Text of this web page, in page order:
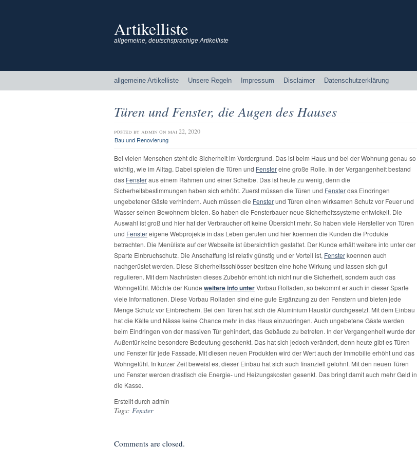
Artikelliste
allgemeine, deutschsprachige Artikelliste
allgemeine Artikelliste Unsere Regeln Impressum Disclaimer Datenschutzerklärung
Türen und Fenster, die Augen des Hauses
posted by admin on mai 22, 2020
Bau und Renovierung
Bei vielen Menschen steht die Sicherheit im Vordergrund. Das ist beim Haus und bei der Wohnung genau so
wichtig, wie im Alltag. Dabei spielen die Türen und Fenstereine große Rolle. In der Vergangenheit bestand
das Fensteraus einem Rahmen und einer Scheibe. Das ist heute zu wenig, denn die
Sicherheitsbestimmungen haben sich erhöht. Zuerst müssen die Türen und Fensterdas Eindringen
ungebetener Gäste verhindern. Auch müssen die Fensterund Türen einen wirksamen Schutz vor Feuer und
Wasser seinen Bewohnern bieten. So haben die Fensterbauer neue Sicherheitssysteme entwickelt. Die
Auswahl ist groß und hier hat der Verbraucher oft keine Übersicht mehr. So haben viele Hersteller von Türen
und Fenstereigene Webprojekte in das Leben gerufen und hier koennen die Kunden die Produkte
betrachten. Die Menüliste auf der Webseite ist übersichtlich gestaltet. Der Kunde erhält weitere info unter der
Sparte Einbruchschutz. Die Anschaffung ist relativ günstig und er Vorteil ist, Fensterkoennen auch
nachgerüstet werden. Diese Sicherheitsschlösser besitzen eine hohe Wirkung und lassen sich gut
regulieren. Mit dem Nachrüsten dieses Zubehör erhöht ich nicht nur die Sicherheit, sondern auch das
Wohngefühl. Möchte der Kunde weitere info unterVorbau Rolladen, so bekommt er auch in dieser Sparte
viele Informationen. Diese Vorbau Rolladen sind eine gute Ergänzung zu den Fenstern und bieten jede
Menge Schutz vor Einbrechern. Bei den Türen hat sich die Aluminium Haustür durchgesetzt. Mit dem Einbau
hat die Kälte und Nässe keine Chance mehr in das Haus einzudringen. Auch ungebetene Gäste werden
beim Eindringen von der massiven Tür gehindert, das Gebäude zu betreten. In der Vergangenheit wurde der
Außentür keine besondere Bedeutung geschenkt. Das hat sich jedoch verändert, denn heute gibt es Türen
und Fenster für jede Fassade. Mit diesen neuen Produkten wird der Wert auch der Immobilie erhöht und das
Wohngefühl. In kurzer Zeit beweist es, dieser Einbau hat sich auch finanziell gelohnt. Mit den neuen Türen
und Fenster werden drastisch die Energie- und Heizungskosten gesenkt. Das bringt damit auch mehr Geld in
die Kasse.
Erstellt durch admin
Tags: Fenster
Comments are closed.